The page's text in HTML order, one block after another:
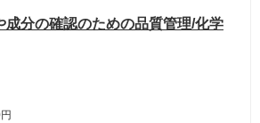
成分の確認のための品質管理/化学